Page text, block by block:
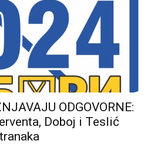
ODGOVORNE:
Doboj i Teslić